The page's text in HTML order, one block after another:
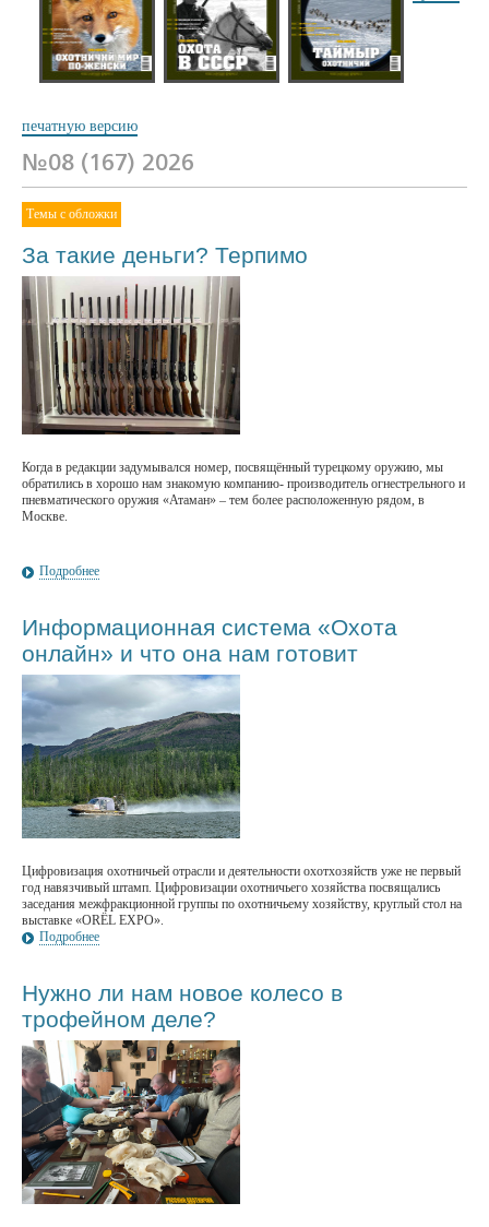
печатную версию
№08 (167) 2026
Темы с обложки
За такие деньги? Терпимо
Когда в редакции задумывался номер, посвящённый турецкому оружию, мы
обратились в хорошо нам знакомую компанию- производитель огнестрельного и
пневматического оружия «Атаман» – тем более расположенную рядом, в
Москве.
Подробнее
Информационная система «Охота
онлайн» и что она нам готовит
Цифровизация охотничьей отрасли и деятельности охотхозяйств уже не первый
год навязчивый штамп. Цифровизации охотничьего хозяйства посвящались
заседания межфракционной группы по охотничьему хозяйству, круглый стол на
выставке «ОRЁL EXPO».
Подробнее
Нужно ли нам новое колесо в
трофейном деле?